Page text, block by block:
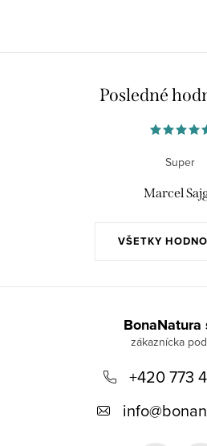
Posledné
VŠETKY
Super
Marcel
BonaNatura
+420 773
info@